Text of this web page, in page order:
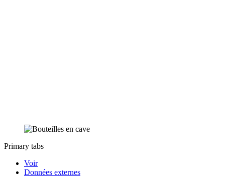
Primary tabs
Voir
Données externes